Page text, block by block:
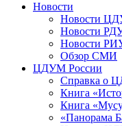
Новости
Новости
Новости
Новости
Обзор СМИ
ЦДУМ России
Справка о
Книга
Книга
«Панорама